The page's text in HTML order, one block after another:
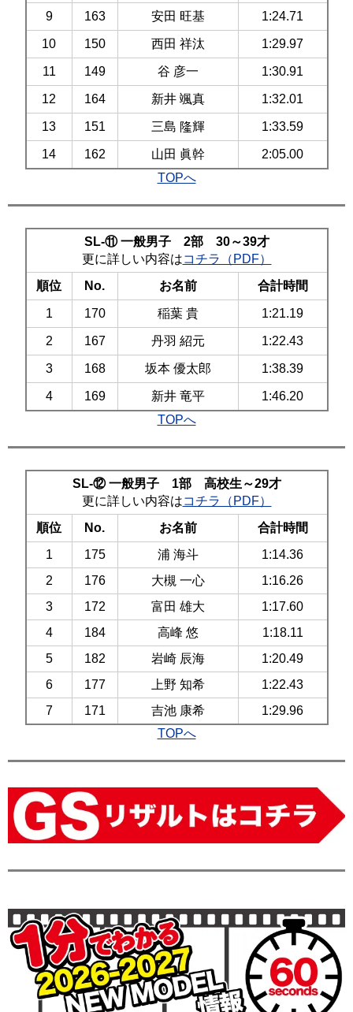
9 163 安田 旺基 1:24.71
10 150 西田 祥汰 1:29.97
11 149 谷 彦一 1:30.91
12 164 新井 颯真 1:32.01
13 151 三島 隆輝 1:33.59
14 162 山田 眞幹
2:05.00
TOPへ
SL-⑪ 一般男子 2部 30～39才
更に詳しい内容はコチラ（PDF）
順位
No. お名前 合計時間
1 170 稲葉 貴 1:21.19
2 167 丹羽 紹元 1:22.43
3 168 坂本 優太郎 1:38.39
4 169 新井 竜平
1:46.20
TOPへ
SL-⑫ 一般男子 1部 高校生～29才
更に詳しい内容はコチラ（PDF）
順位
No. お名前
合計時間
1
175 浦 海斗
1:14.36
2
176 大槻 一心
1:16.26
3
172 富田 雄大
1:17.60
4
184 高峰 悠
1:18.11
5
182 岩崎 辰海
1:20.49
6
177 上野 知希
1:22.43
7
171 吉池 康希
1:29.96
TOPへ